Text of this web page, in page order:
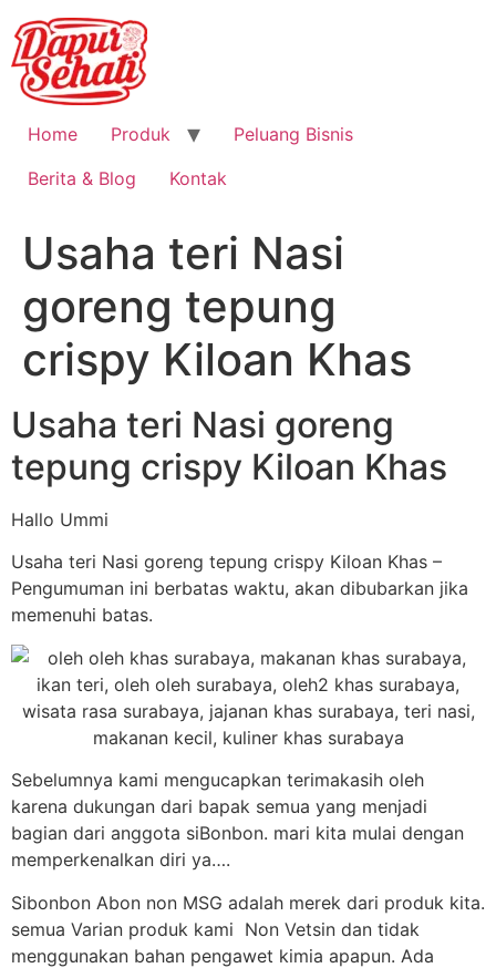
Home Produk
Peluang Bisnis
Berita & Blog
Kontak
Usaha teri Nasi
goreng tepung
crispy Kiloan Khas
Usaha teri Nasi goreng
tepung crispy Kiloan Khas
Hallo Ummi
Usaha teri Nasi goreng tepung crispy Kiloan Khas –
Pengumuman ini berbatas waktu, akan dibubarkan jika
memenuhi batas.
Sebelumnya kami mengucapkan terimakasih oleh
karena dukungan dari bapak semua yang menjadi
bagian dari anggota siBonbon. mari kita mulai dengan
memperkenalkan diri ya….
Sibonbon Abon non MSG adalah merek dari produk kita.
semua Varian produk kami Non Vetsin dan tidak
menggunakan bahan pengawet kimia apapun. Ada